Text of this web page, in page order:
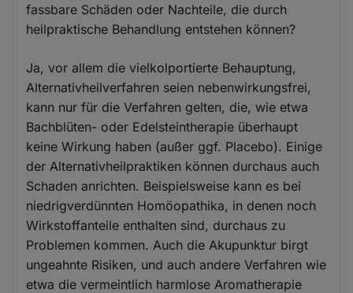
fassbare Schäden oder Nachteile, die durch
heilpraktische Behandlung entstehen können?
Ja, vor allem die vielkolportierte Behauptung,
Alternativheilverfahren seien nebenwirkungsfrei,
kann nur für die Verfahren gelten, die, wie etwa
Bachblüten- oder Edelsteintherapie überhaupt
keine Wirkung haben (außer ggf. Placebo). Einige
der Alternativheilpraktiken können durchaus auch
Schaden anrichten. Beispielsweise kann es bei
niedrigverdünnten Homöopathika, in denen noch
Wirkstoffanteile enthalten sind, durchaus zu
Problemen kommen. Auch die Akupunktur birgt
ungeahnte Risiken, und auch andere Verfahren wie
etwa die vermeintlich harmlose Aromatherapie